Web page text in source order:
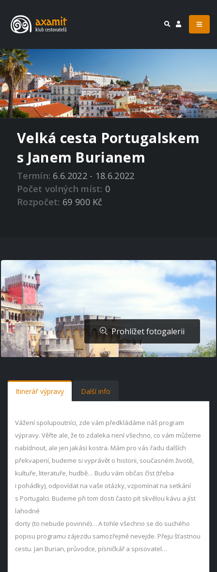
Velká cesta Portugalskem
s Janem Burianem
Termín: 6.6.2022 - 18.6.2022
Počet volných míst: 0
Rozpočet: 69 900 Kč
Prohlížet fotogalerii
Itinerář výpravy Další info
Vážení spolupoutníci, zde vám předkládáme náš program
výpravy. Věřte ale, že to zdaleka není všechno, co vám můžeme
nabídnout, ale jen jakási kostra. Mám pro vás řadu dalších
překvapení, budeme si vyprávět o historii, současném životě,
kultuře, literatuře, hudbě… Budu vám občas číst (třeba
i pohádky), odpovídat na vaše otázky, vzpomínat na setkání
s Portugalci. Budeme při tom dosti často pít skvělou kávu a jíst
lahodné
dorty (to nebude povinné)… A tohle všechno se do suchého
popisu programu zájezdu samozřejmě nevejde. Přeju šťastnou
cestu. Jan Burian, průvodce, písničkář a spisovatel…